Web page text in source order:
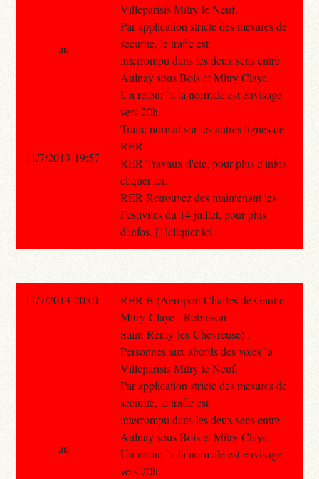
Villeparisis Mitry le Neuf.
Par application stricte des mesures de
securite, le trafic est
interrompu dans les deux sens entre
Aulnay sous Bois et Mitry Claye.
Un retour `a la normale est envisage
vers 20h.
Trafic normal sur les autres lignes de
RER.
RER Travaux d'ete, pour plus d'infos,
cliquer ici.
RER Retrouvez des maintenant les
Festivites du 14 juillet, pour plus
d'infos, [1]cliquer ici
au
11/7/2013 19:57
11/7/2013 20:01
RER B (Aeroport Charles de Gaulle -
Mitry-Claye - Robinson -
Saint-Remy-les-Chevreuse) :
Personnes aux abords des voies `a
Villeparisis Mitry le Neuf.
Par application stricte des mesures de
securite, le trafic est
interrompu dans les deux sens entre
Aulnay sous Bois et Mitry Claye.
Un retour `a la normale est envisage
vers 20h.
au